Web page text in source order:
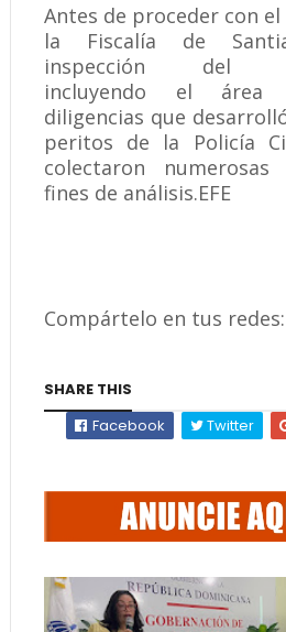
Antes de proceder con
la Fiscalía de
inspección del
incluyendo el área
diligencias que
peritos de la Policía
colectaron numerosas
fines de análisis.EFE
Compártelo en tus redes:
SHARE THIS
Facebook
Twitter